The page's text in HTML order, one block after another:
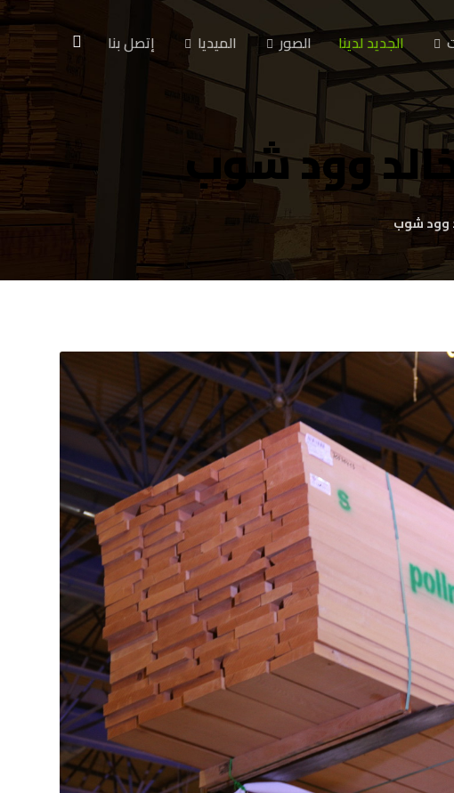
الجديد لدينا الصور الميديا إتصل بنا
وود شوب
وود شوب